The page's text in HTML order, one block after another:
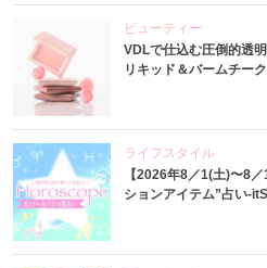
ビューティー
VDLで仕込む圧倒的透
リキッド＆バームチー
ライフスタイル
【2026年8／1(土)〜8
ションアイテム”占い-